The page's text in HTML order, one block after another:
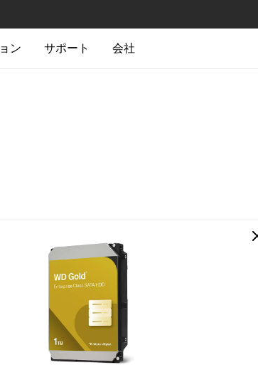
ン サポート 会社